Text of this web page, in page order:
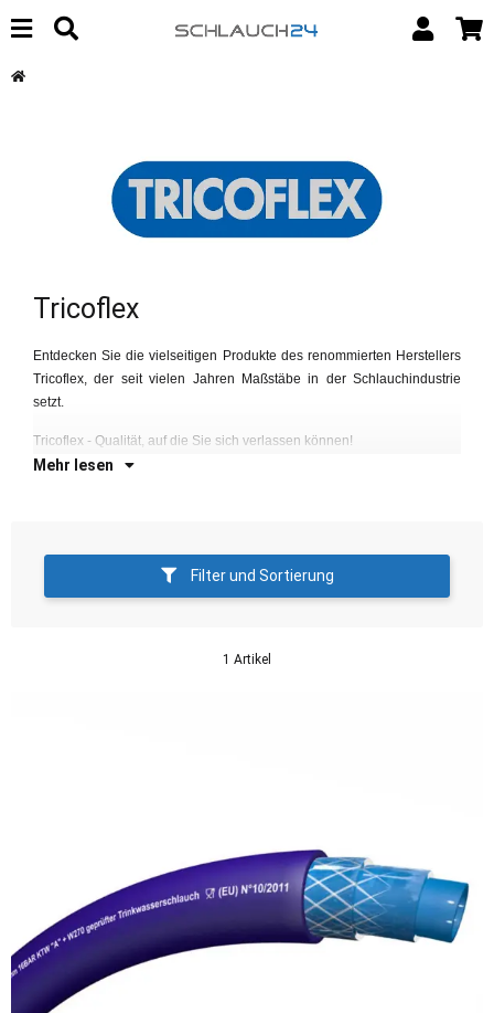
Tricoflex
Entdecken Sie die vielseitigen Produkte des renommierten Herstellers
Tricoflex, der seit vielen Jahren Maßstäbe in der Schlauchindustrie
setzt.
Tricoflex - Qualität, auf die Sie sich verlassen können!
Mehr lesen
Filter und Sortierung
1 Artikel